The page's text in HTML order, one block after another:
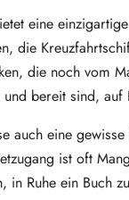
eine
die
die noch vom
bereit sind,
auch eine
ist oft
Ruhe ein Buch